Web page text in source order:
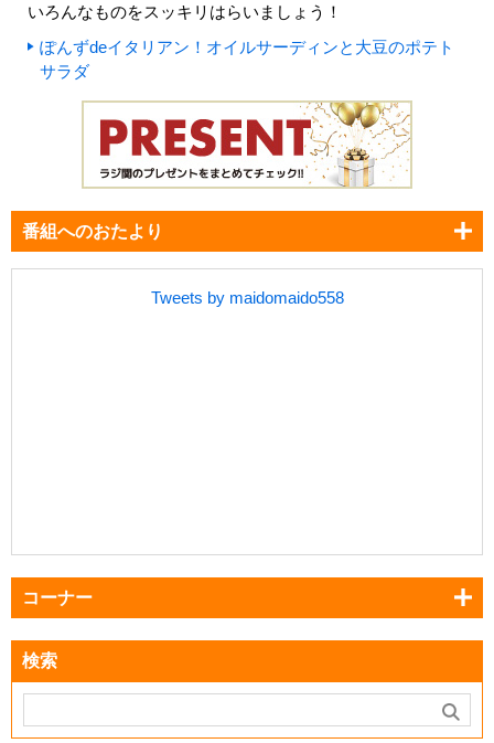
いろんなものをスッキリはらいましょう！
ぽんずdeイタリアン！オイルサーディンと大豆のポテト
サラダ
番組へのおたより
Tweets by maidomaido558
コーナー
検索